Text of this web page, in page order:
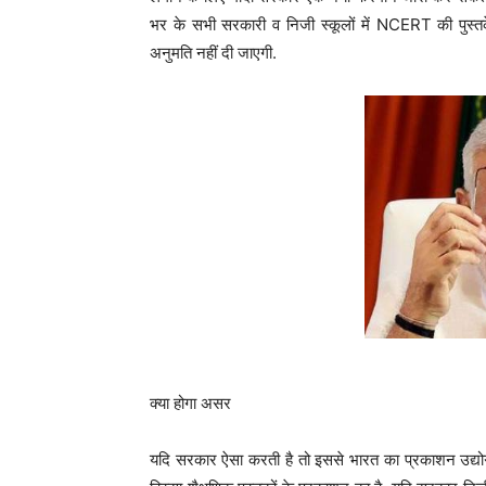
भर के सभी सरकारी व निजी स्कूलों में NCERT की
अनुमति नहीं दी जाएगी.
क्या होगा असर
यदि सरकार ऐसा करती है तो इससे भारत का प्रकाशन